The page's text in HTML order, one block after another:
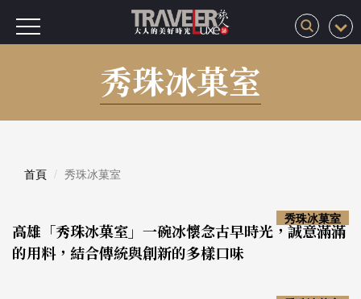
秀珠冰菓室
首頁 秀珠冰菓室
高雄「秀珠冰菓室」一碗冰懷念古早時光，誠意滿滿
的用料，結合傳統與創新的多樣口味
秀珠冰菓室